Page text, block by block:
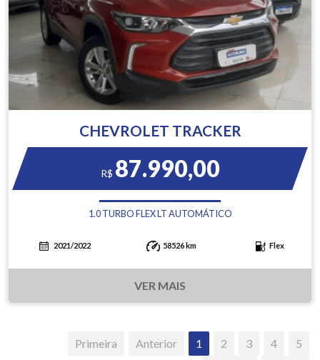
CHEVROLET TRACKER
R$ 87.990,00
1.0 TURBO FLEX LT AUTOMÁTICO
2021/2022 58526 km Flex
VER MAIS
Primeira Anterior 1 2 3 4
5